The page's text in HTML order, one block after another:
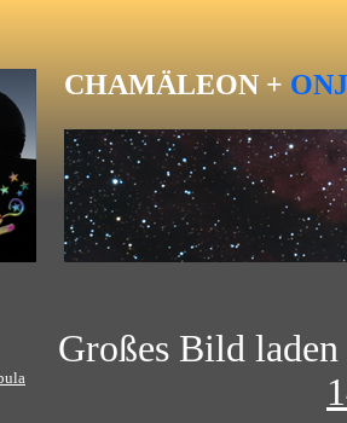
CHAMÄLEON +
Großes Bild